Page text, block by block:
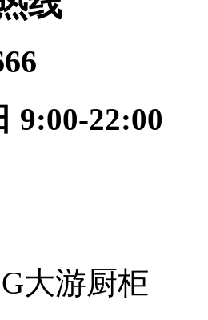
9:00-22:00
大游厨柜